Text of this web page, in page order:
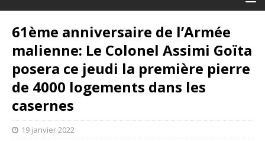
61ème anniversaire de l’Armée
malienne: Le Colonel Assimi Goïta
posera ce jeudi la première pierre
de 4000 logements dans les
casernes
19 janvier 2022